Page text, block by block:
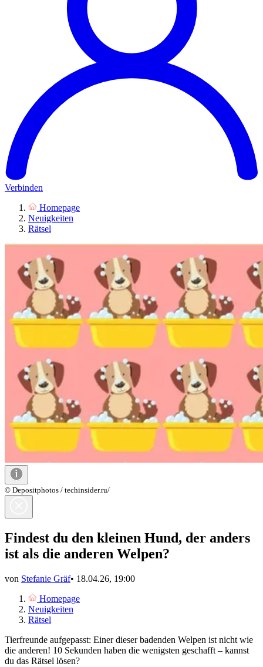
Verbinden
Homepage
Neuigkeiten
Rätsel
© Depositphotos / techinsider.ru/
Findest du den kleinen Hund, der anders
ist als die anderen Welpen?
von Stefanie Gräf• 18.04.26, 19:00
Homepage
Neuigkeiten
Rätsel
Tierfreunde aufgepasst: Einer dieser badenden Welpen ist nicht wie
die anderen! 10 Sekunden haben die wenigsten geschafft – kannst
du das Rätsel lösen?